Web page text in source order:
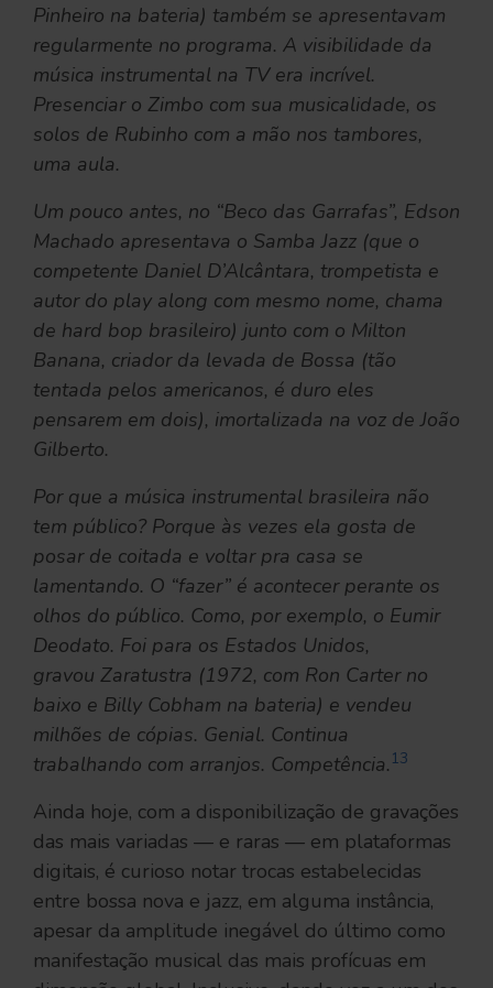
Pinheiro na bateria) também se apresentavam
regularmente no programa. A visibilidade da
música instrumental na TV era incrível.
Presenciar o Zimbo com sua musicalidade, os
solos de Rubinho com a mão nos tambores,
uma aula.
Um pouco antes, no “Beco das Garrafas”, Edson
Machado apresentava o Samba Jazz (que o
competente Daniel D’Alcântara, trompetista e
autor do play along com mesmo nome, chama
de hard bop brasileiro) junto com o Milton
Banana, criador da levada de Bossa (tão
tentada pelos americanos, é duro eles
pensarem em dois), imortalizada na voz de João
Gilberto.
Por que a música instrumental brasileira não
tem público? Porque às vezes ela gosta de
posar de coitada e voltar pra casa se
lamentando. O “fazer” é acontecer perante os
olhos do público. Como, por exemplo, o Eumir
Deodato. Foi para os Estados Unidos,
gravou Zaratustra (1972, com Ron Carter no
baixo e Billy Cobham na bateria) e vendeu
milhões de cópias. Genial. Continua
trabalhando com arranjos. Competência. 13
Ainda hoje, com a disponibilização de gravações
das mais variadas — e raras — em plataformas
digitais, é curioso notar trocas estabelecidas
entre bossa nova e jazz, em alguma instância,
apesar da amplitude inegável do último como
manifestação musical das mais profícuas em